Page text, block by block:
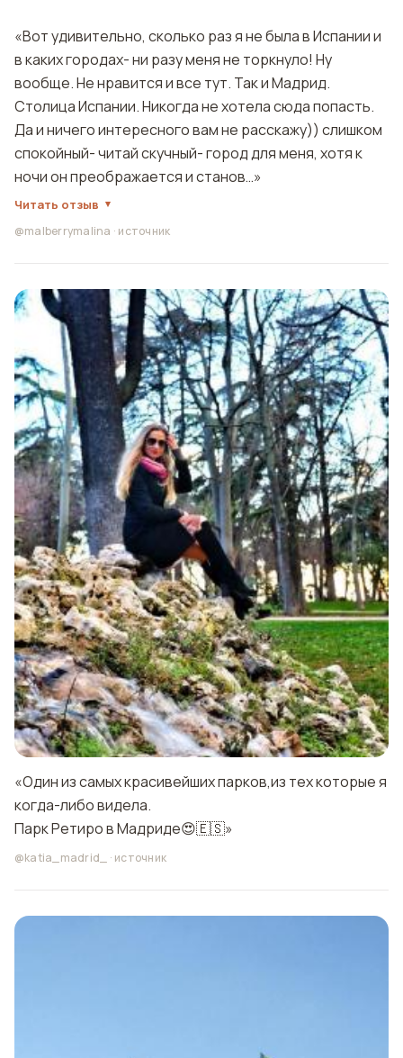
«Вот удивительно, сколько раз я не была в Испании и
в каких городах- ни разу меня не торкнуло! Ну
вообще. Не нравится и все тут. Так и Мадрид.
Столица Испании. Никогда не хотела сюда попасть.
Да и ничего интересного вам не расскажу)) слишком
спокойный- читай скучный- город для меня, хотя к
ночи он преображается и станов…»
Читать отзыв
@malberrymalina · источник
«Один из самых красивейших парков,из тех которые я
когда-либо видела.
Парк Ретиро в Мадриде😍🇪🇸»
@katia_madrid_ · источник